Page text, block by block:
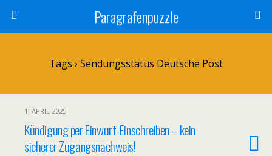
Paragrafenpuzzle
Tags › Sendungsstatus Deutsche Post
1. APRIL 2025
Kündigung per Einwurf-Einschreiben – kein
sicherer Zugangsnachweis!